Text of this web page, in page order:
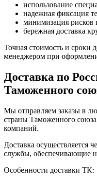
использование
надежная фиксация
минимизация рисков
бережная доставка
Точная стоимость и сроки
менеджером при
Доставка по
Таможенного
Мы отправляем заказы в
страны Таможенного
компаний.
Доставка осуществляется
службы, обеспечивающие
Особенности доставки ТК: